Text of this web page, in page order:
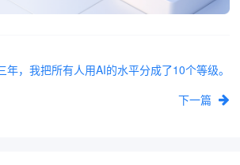
年，我把所有人用AI的水平分成了10个等级。
下一篇